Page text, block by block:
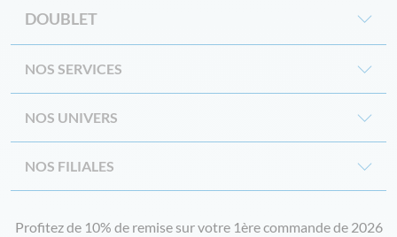
DOUBLET
NOS SERVICES
NOS UNIVERS
NOS FILIALES
Profitez de 10% de remise sur votre 1ère commande de 2026